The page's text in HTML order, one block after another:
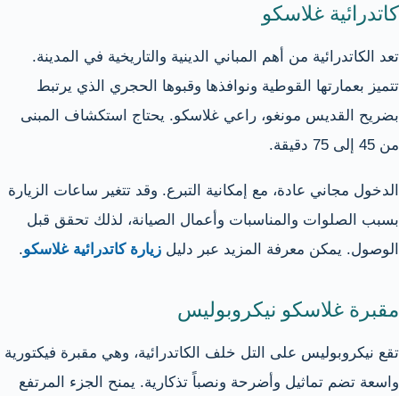
كاتدرائية غلاسكو
تعد الكاتدرائية من أهم المباني الدينية والتاريخية في المدينة.
تتميز بعمارتها القوطية ونوافذها وقبوها الحجري الذي يرتبط
بضريح القديس مونغو، راعي غلاسكو. يحتاج استكشاف المبنى
من 45 إلى 75 دقيقة.
الدخول مجاني عادة، مع إمكانية التبرع. وقد تتغير ساعات الزيارة
بسبب الصلوات والمناسبات وأعمال الصيانة، لذلك تحقق قبل
الوصول. يمكن معرفة المزيد عبر دليل زيارة كاتدرائية غلاسكو.
مقبرة غلاسكو نيكروبوليس
تقع نيكروبوليس على التل خلف الكاتدرائية، وهي مقبرة فيكتورية
واسعة تضم تماثيل وأضرحة ونصباً تذكارية. يمنح الجزء المرتفع